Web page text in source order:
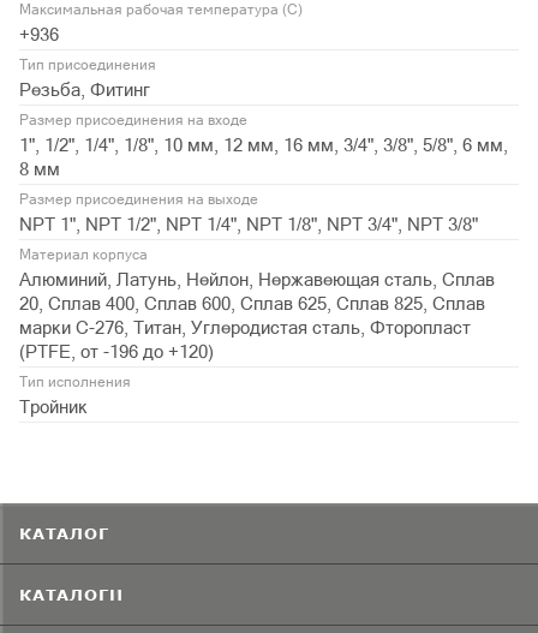
Максимальная рабочая температура (С)
+936
Тип присоединения
Резьба, Фитинг
Размер присоединения на входе
1", 1/2", 1/4", 1/8", 10 мм, 12 мм, 16 мм, 3/4", 3/8", 5/8", 6 мм,
8 мм
Размер присоединения на выходе
NPT 1", NPT 1/2", NPT 1/4", NPT 1/8", NPT 3/4", NPT 3/8"
Материал корпуса
Алюминий, Латунь, Нейлон, Нержавеющая сталь, Сплав
20, Сплав 400, Сплав 600, Сплав 625, Сплав 825, Сплав
марки С-276, Титан, Углеродистая сталь, Фторопласт
(PTFE, от -196 до +120)
Тип исполнения
Тройник
КАТАЛОГ
КАТАЛОГИ